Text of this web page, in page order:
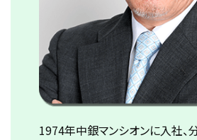
1974年中銀マンシオンに入社、